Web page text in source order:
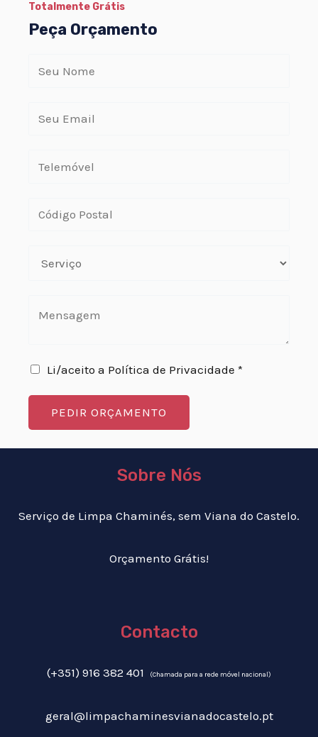
Totalmente Grátis
Peça Orçamento
Li/aceito a Política de Privacidade *
PEDIR ORÇAMENTO
Sobre Nós
Serviço de Limpa Chaminés, sem Viana do Castelo.
Orçamento Grátis!
Contacto
(+351) 916 382 401 (Chamada para a rede móvel nacional)
geral@limpachaminesvianadocastelo.pt